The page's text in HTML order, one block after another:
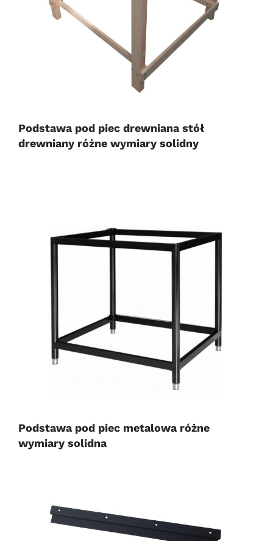
Podstawa pod piec drewniana stół
drewniany różne wymiary solidny
Podstawa pod piec metalowa różne
wymiary solidna